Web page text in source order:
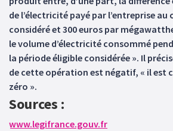
de l’électricité payé par l’entreprise au
considéré et 300 euros par
le volume d’électricité consommé
la période éligible considérée ». Il
de cette opération est négatif, « il est
zéro ».
Sources :
www.legifrance.gouv.fr